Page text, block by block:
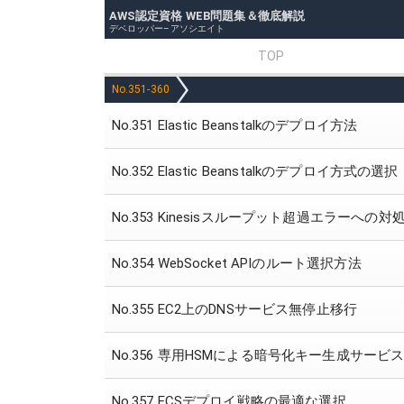
AWS認定資格 WEB問題集＆徹底解説
デベロッパー–アソシエイト
TOP
No.351-360
No.351 Elastic Beanstalkのデプロイ方法
No.352 Elastic Beanstalkのデプロイ方式の選択
No.353 Kinesisスループット超過エラーへの対
No.354 WebSocket APIのルート選択方法
No.355 EC2上のDNSサービス無停止移行
No.356 専用HSMによる暗号化キー生成サービ